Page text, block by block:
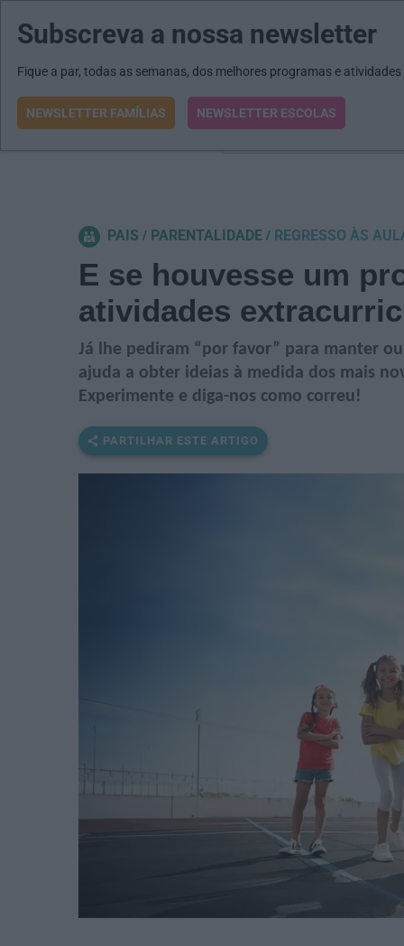
MENU MAIL JORNAIS
O que procura?
PAIS PARENTALIDADE REGRESSO ÀS
E se houvesse um
atividades
Já lhe pediram “por favor” para manter
ajuda a obter ideias à medida dos mais
Experimente e diga-nos como correu!
PARTILHAR ESTE ARTIGO
Subscreva a nossa newsletter
Fique a par, todas as semanas, dos melhores programas e
NEWSLETTER FAMÍLIAS NEWSLETTER ESCOLAS